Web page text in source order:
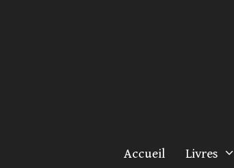
Accueil Livres